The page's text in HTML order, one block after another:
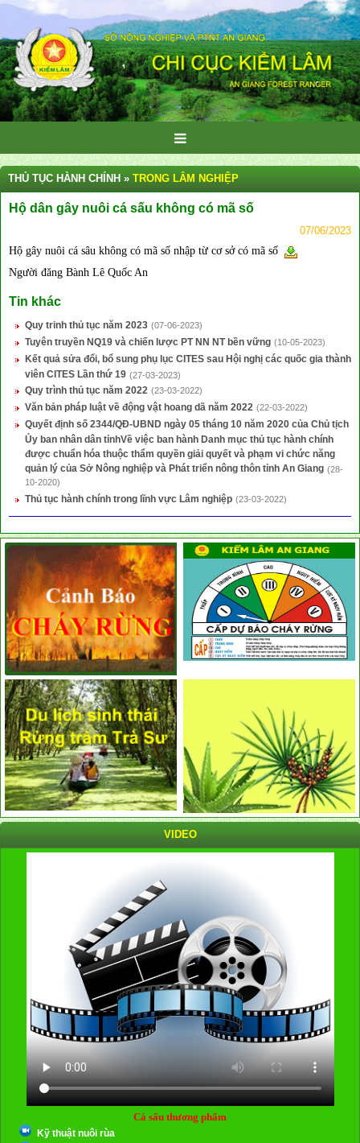
THỦ TỤC HÀNH CHÍNH » TRONG LÂM NGHIỆP
Hộ dân gây nuôi cá sấu không có mã số
07/06/2023
Hộ gây nuôi cá sâu không có mã số nhập từ cơ sở có mã số
Người đăng Bành Lê Quốc An
Tin khác
Quy trinh thủ tục năm 2023 (07-06-2023)
Tuyên truyền NQ19 và chiến lược PT NN NT bền vững (10-05-2023)
Kết quả sửa đổi, bổ sung phụ lục CITES sau Hội nghị các quốc gia thành
viên CITES Lần thứ 19 (27-03-2023)
Quy trình thủ tục năm 2022 (23-03-2022)
Văn bản pháp luật về động vật hoang dã năm 2022 (22-03-2022)
Quyết định số 2344/QĐ-UBND ngày 05 tháng 10 năm 2020 của Chủ tịch
Ủy ban nhân dân tỉnhVề việc ban hành Danh mục thủ tục hành chính
được chuẩn hóa thuộc thẩm quyền giải quyết và phạm vi chức năng
quản lý của Sở Nông nghiệp và Phát triển nông thôn tỉnh An Giang (28-
10-2020)
Thủ tục hành chính trong lĩnh vực Lâm nghiệp (23-03-2022)
VIDEO
Cá sấu thương phẩm
Kỹ thuật nuôi rùa